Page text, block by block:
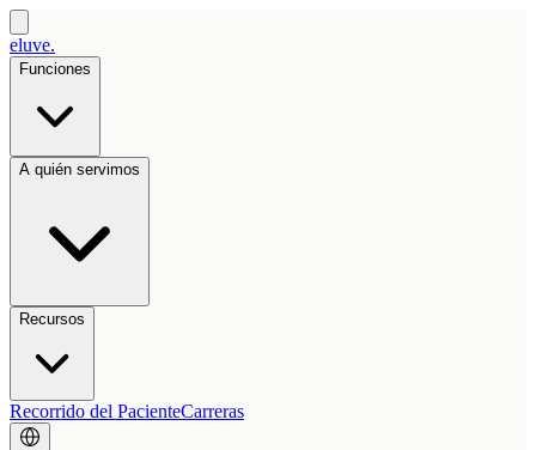
eluve.
Funciones
A quién servimos
Recursos
Recorrido del PacienteCarreras